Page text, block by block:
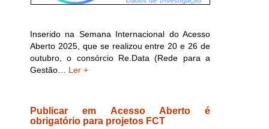
Inserido na Semana Internacional do Acesso
Aberto 2025, que se realizou entre 20 e 26 de
outubro, o consórcio Re.Data (Rede para a
Gestão… Ler +
Publicar em Acesso Aberto é
obrigatório para projetos FCT